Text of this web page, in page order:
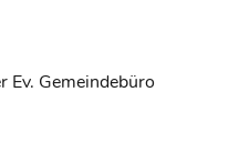
Ev. Gemeindebüro